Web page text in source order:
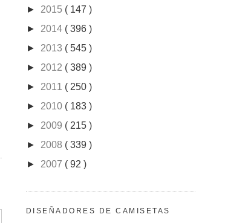
► 2015 ( 147 )
► 2014 ( 396 )
► 2013 ( 545 )
► 2012 ( 389 )
► 2011 ( 250 )
► 2010 ( 183 )
► 2009 ( 215 )
► 2008 ( 339 )
► 2007 ( 92 )
DISEÑADORES DE CAMISETAS